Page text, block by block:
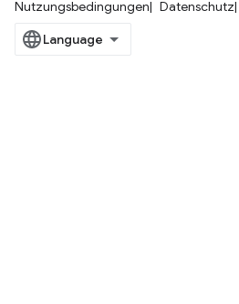
Nutzungsbedingungen Datenschutz